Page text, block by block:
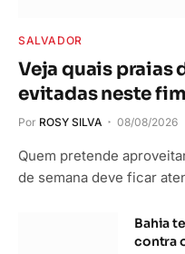
SALVADOR
Veja quais praias
evitadas neste
Por ROSY SILVA 08/08/2026
Quem pretende
de semana deve ficar
Bahia
contra